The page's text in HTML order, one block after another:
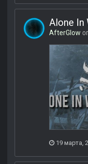
Alone In
AfterGlow
19 марта,